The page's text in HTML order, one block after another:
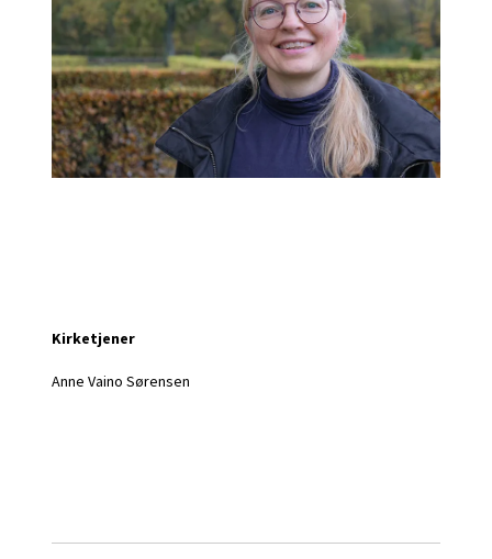
Kirketjener
Anne Vaino Sørensen